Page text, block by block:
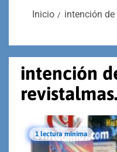
Inicio intención
intención
1 lectura mínima